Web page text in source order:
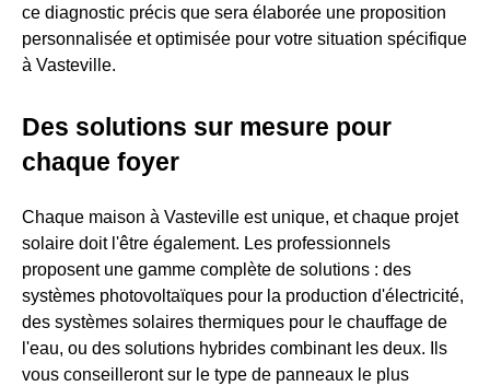
ce diagnostic précis que sera élaborée une proposition
personnalisée et optimisée pour votre situation spécifique
à Vasteville.
Des solutions sur mesure pour
chaque foyer
Chaque maison à Vasteville est unique, et chaque projet
solaire doit l'être également. Les professionnels
proposent une gamme complète de solutions : des
systèmes photovoltaïques pour la production d'électricité,
des systèmes solaires thermiques pour le chauffage de
l'eau, ou des solutions hybrides combinant les deux. Ils
vous conseilleront sur le type de panneaux le plus